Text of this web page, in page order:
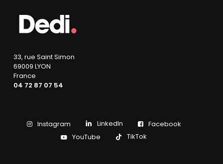
33, rue Saint Simon
69009 LYON
France
04 72 87 07 54
Instagram LinkedIn
Facebook
YouTube
TikTok